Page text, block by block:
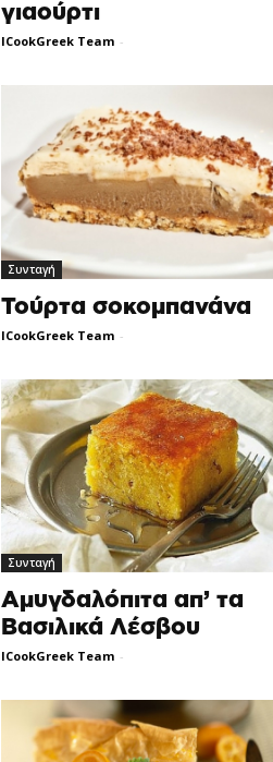
γιαούρτι
ICookGreek Team -
Συνταγή
Τούρτα σοκομπανάνα
ICookGreek Team -
Συνταγή
Αμυγδαλόπιτα απ’ τα
Βασιλικά Λέσβου
ICookGreek Team -